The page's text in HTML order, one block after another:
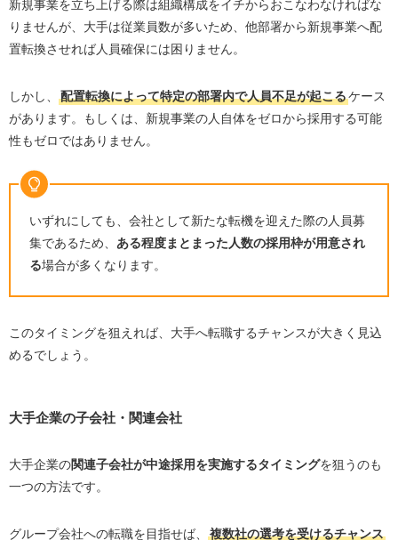
新規事業を立ち上げる際は組織構成をイチからおこなわなければな
りませんが、大手は従業員数が多いため、他部署から新規事業へ配
置転換させれば人員確保には困りません。
しかし、 配置転換によって特定の部署内で人員不足が起こるケース
があります。もしくは、新規事業の人自体をゼロから採用する可能
性もゼロではありません。
いずれにしても、会社として新たな転機を迎えた際の人員募
集であるため、 ある程度まとまった人数の採用枠が用意され
る場合が多くなります。
このタイミングを狙えれば、大手へ転職するチャンスが大きく見込
めるでしょう。
大手企業の子会社・関連会社
大手企業の関連子会社が中途採用を実施するタイミングを狙うのも
一つの方法です。
グループ会社への転職を目指せば、
複数社の選考を受けるチャンス